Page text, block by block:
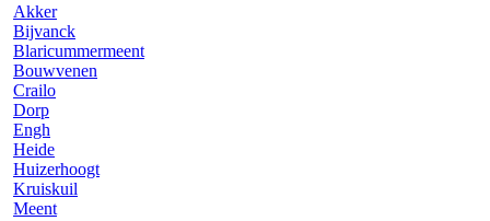
Akker
Bijvanck
Blaricummermeent
Bouwvenen
Crailo
Dorp
Engh
Heide
Huizerhoogt
Kruiskuil
Meent